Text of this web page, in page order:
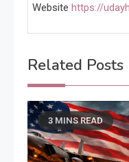
Website https://
Related Posts
3 MINS READ